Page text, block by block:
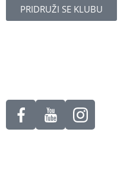
PRIDRUŽI SE KLUBU